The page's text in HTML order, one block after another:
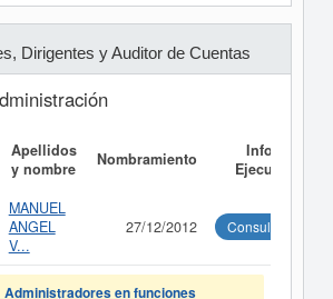
Dirigentes y Auditor de Cuentas
Apellidos
y nombre
Nombramiento
Informe
Ejecutivo
MANUEL
ANGEL
V...
27/12/2012 Consultar
Administradores en funciones